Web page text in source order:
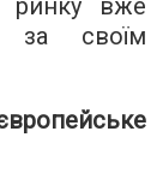
ринку вже
за своїм